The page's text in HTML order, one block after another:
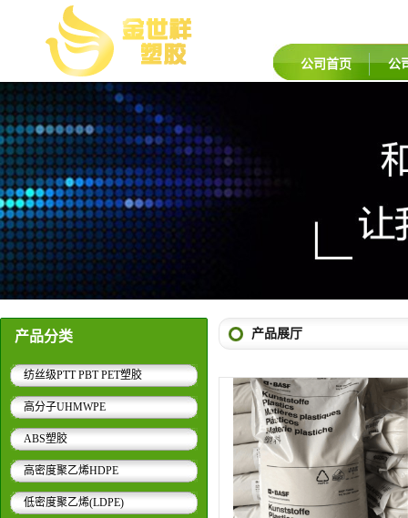
公司首页 公
产品分类
纺丝级PTT PBT PET塑胶
高分子UHMWPE
ABS塑胶
高密度聚乙烯HDPE
低密度聚乙烯(LDPE)
产品展厅